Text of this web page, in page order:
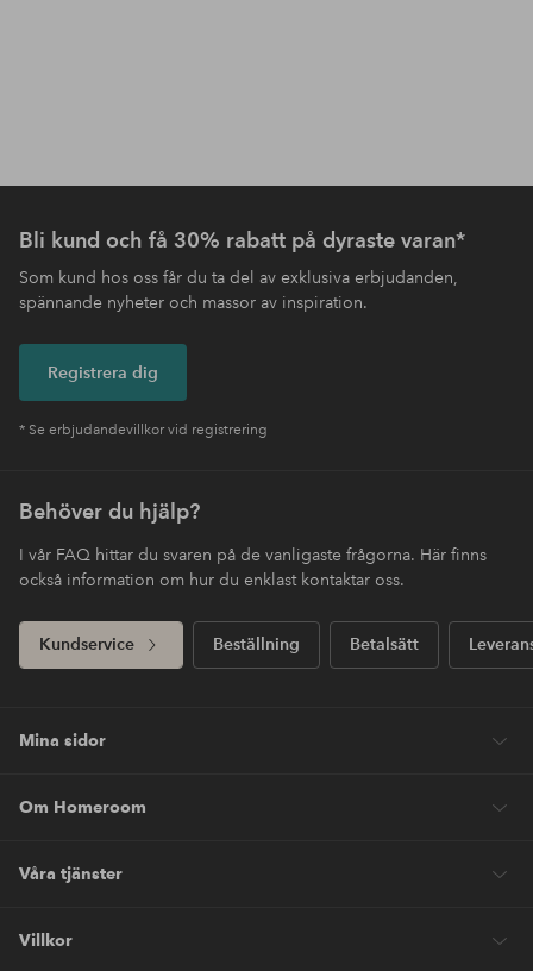
Bli kund och få 30% rabatt på dyraste varan*
Som kund hos oss får du ta del av exklusiva erbjudanden,
spännande nyheter och massor av inspiration.
Registrera dig
* Se erbjudandevillkor vid registrering
Behöver du hjälp?
I vår FAQ hittar du svaren på de vanligaste frågorna. Här finns
också information om hur du enklast kontaktar oss.
Kundservice Beställning Betalsätt
Mina sidor
Om Homeroom
Våra tjänster
Villkor